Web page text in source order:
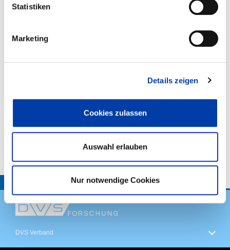
Statistiken
Marketing
Details zeigen
Cookies zulassen
Auswahl erlauben
Nur notwendige Cookies
FACHGEBIETE:
WIRTSCHAFTSZWEIGE:
DVS Verband